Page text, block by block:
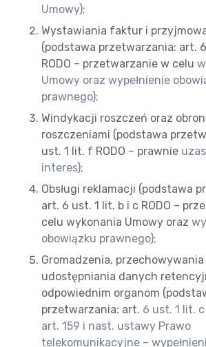
Umowy);
Wystawiania faktur i
(podstawa przetwarzania: art.
RODO – przetwarzanie w celu
Umowy oraz wypełnienie
prawnego);
Windykacji roszczeń oraz
roszczeniami (podstawa
ust. 1 lit. f RODO – prawnie
interes);
Obsługi reklamacji (podstawa
art. 6 ust. 1 lit. b i c RODO –
celu wykonania Umowy oraz
obowiązku prawnego);
Gromadzenia, przechowywania
udostępniania danych
odpowiednim organom
przetwarzania: art. 6 ust. 1 lit. c
art. 159 i nast. ustawy Prawo
telekomunikacyjne –